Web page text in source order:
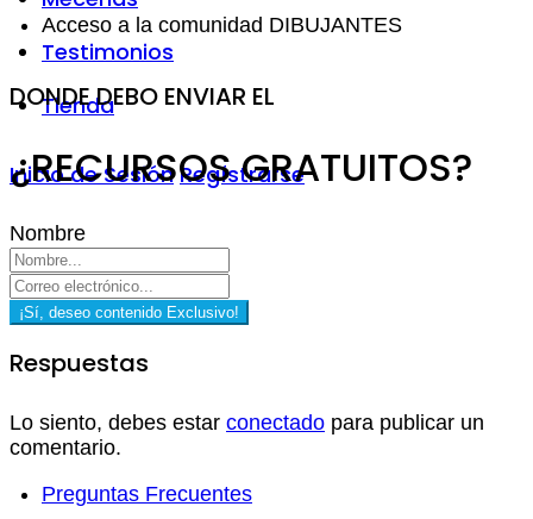
Testimonios
Tienda
Inicio de Sesión Regístrarse
Acceso a la comunidad DIBUJANTES
DONDE DEBO ENVIAR EL
¿RECURSOS GRATUITOS?
Nombre
¡Sí, deseo contenido Exclusivo!
Respuestas
Lo siento, debes estar conectado para publicar un
comentario.
Preguntas Frecuentes